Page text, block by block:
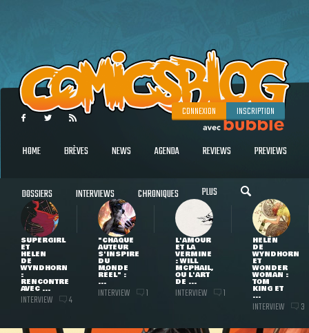
CONNEXION INSCRIPTION
HOME BRÈVES NEWS AGENDA REVIEWS PREVIEWS
DOSSIERS INTERVIEWS CHRONIQUES PLUS
SUPERGIRL
ET
HELEN
DE
WYNDHORN
:
RENCONTRE
AVEC ...
INTERVIEW 4
"CHAQUE
AUTEUR
S'INSPIRE
DU
MONDE
RÉEL" :
...
INTERVIEW 1
L'AMOUR
ET LA
VERMINE
: WILL
MCPHAIL,
OU L'ART
DE ...
INTERVIEW 1
HELEN
DE
WYNDHORN
ET
WONDER
WOMAN :
TOM
KING ET
...
INTERVIEW 3